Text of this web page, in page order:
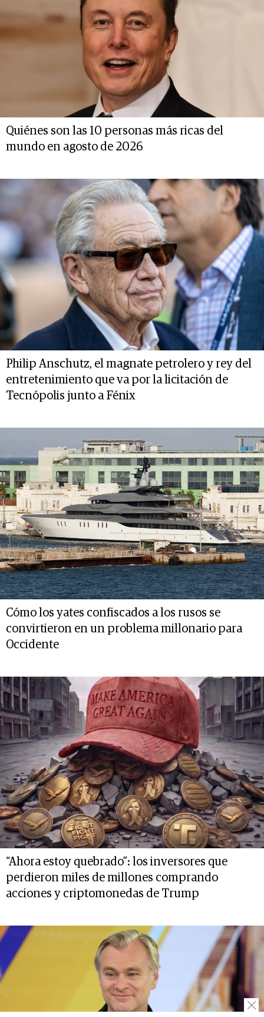
Quiénes son las 10 personas más ricas del
mundo en agosto de 2026
Philip Anschutz, el magnate petrolero y rey del
entretenimiento que va por la licitación de
Tecnópolis junto a Fénix
Cómo los yates confiscados a los rusos se
convirtieron en un problema millonario para
Occidente
“Ahora estoy quebrado”: los inversores que
perdieron miles de millones comprando
acciones y criptomonedas de Trump